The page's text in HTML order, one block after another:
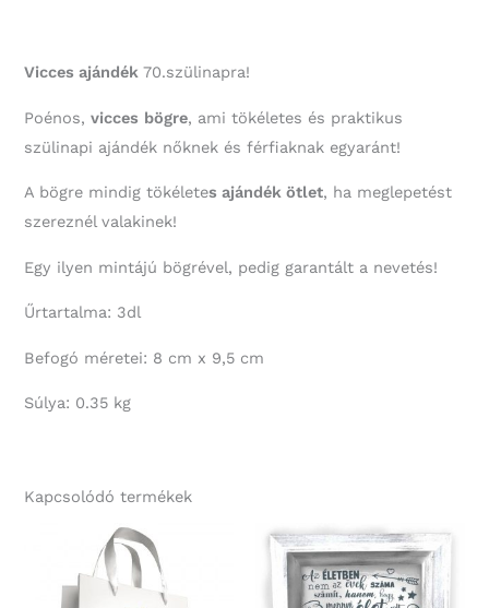
Vicces ajándék 70.szülinapra!
Poénos,vicces bögre, ami tökéletes és praktikus
szülinapi ajándék nőknek és férfiaknak egyaránt!
A bögre mindig tökéletes ajándék ötlet, ha meglepetést
szereznél valakinek!
Egy ilyen mintájú bögrével, pedig garantált a nevetés!
Űrtartalma: 3dl
Befogó méretei: 8 cm x 9,5 cm
Súlya: 0.35 kg
Kapcsolódó termékek